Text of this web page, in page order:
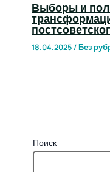
Выборы и
18.04.2025/Без
Поиск